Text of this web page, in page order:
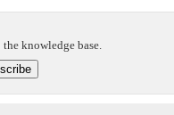
knowledge base.